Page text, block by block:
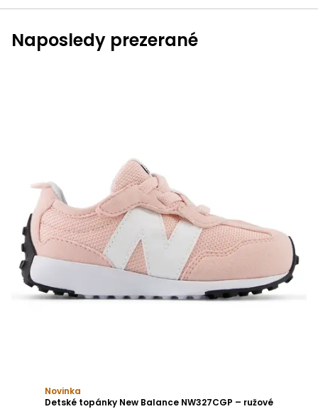
Naposledy prezerané
Novinka
Detské topánky New Balance NW327CGP – ružové